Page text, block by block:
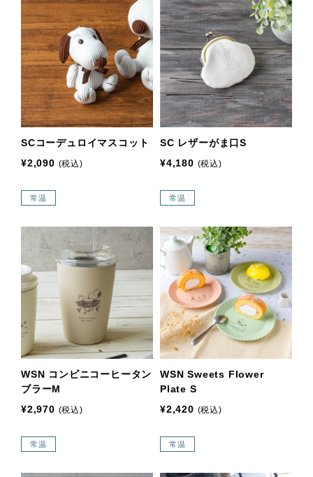
SCコーデュロイマスコット
¥2,090 (税込)
常温
SC レザーがま口S
¥4,180 (税込)
常温
WSN コンビニコーヒータン
ブラーM
¥2,970 (税込)
常温
WSN Sweets Flower
Plate S
¥2,420 (税込)
常温